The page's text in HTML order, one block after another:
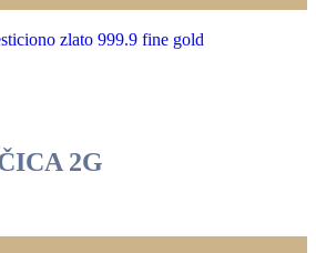
2G